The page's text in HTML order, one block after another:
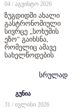
04 / აგვისტო 2026
ზუგდიდში ახალი
გასტრონომიული
სივრცე „სოხუმის
ეზო“ გაიხსნა,
რომელიც ამავე
სახელწოდების
სრულად
გუნია
31 / ივლისი 2026